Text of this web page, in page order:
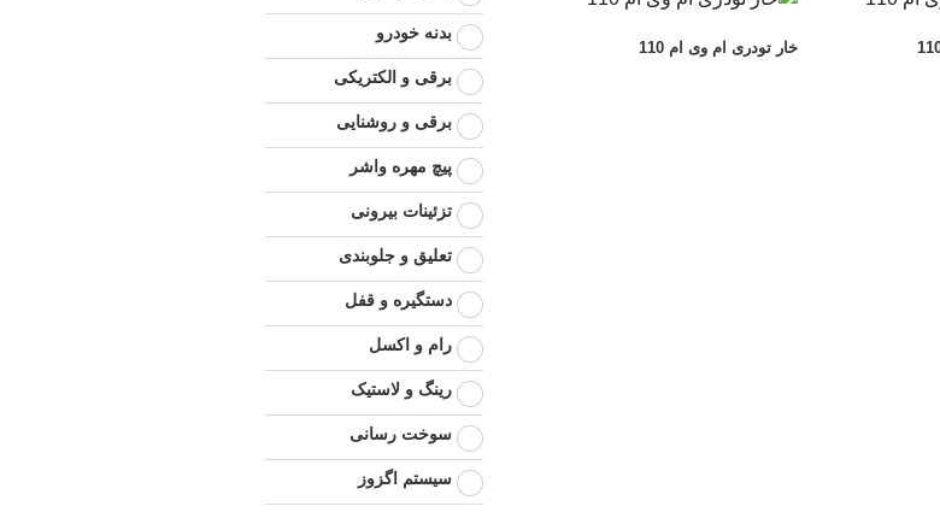
خار تودری ام وی ام 110
بدنه خودرو
برقی و الکتریکی
برقی و روشنایی
پیچ مهره واشر
تزئینات بیرونی
تعلیق و جلوبندی
دستگیره و قفل
رام و اکسل
رینگ و لاستیک
سوخت رسانی
سیستم اگزوز